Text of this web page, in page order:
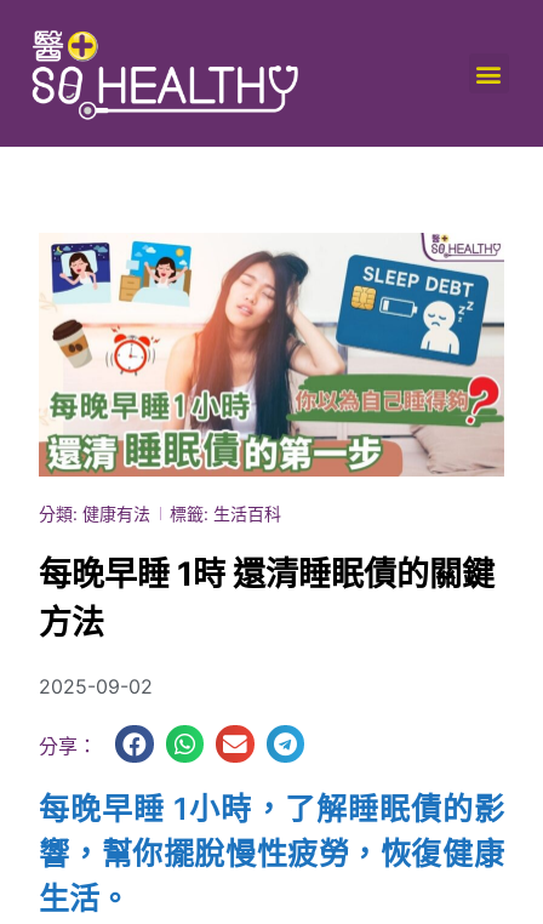
分類: 健康有法 標籤: 生活百科
每晚早睡 1時 還清睡眠債的關鍵
方法
2025-09-02
分享：
每晚早睡 1小時，了解睡眠債的影
響，幫你擺脫慢性疲勞，恢復健康
生活。